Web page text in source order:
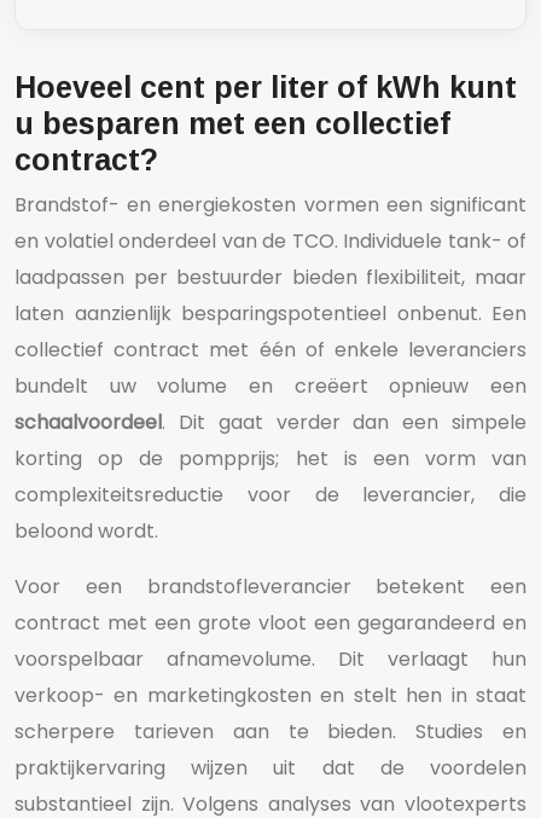
Hoeveel cent per liter of kWh kunt
u besparen met een collectief
contract?
Brandstof- en energiekosten vormen een significant
en volatiel onderdeel van de TCO. Individuele tank- of
laadpassen per bestuurder bieden flexibiliteit, maar
laten aanzienlijk besparingspotentieel onbenut. Een
collectief contract met één of enkele leveranciers
bundelt uw volume en creëert opnieuw een
schaalvoordeel. Dit gaat verder dan een simpele
korting op de pompprijs; het is een vorm van
complexiteitsreductie voor de leverancier, die
beloond wordt.
Voor een brandstofleverancier betekent een
contract met een grote vloot een gegarandeerd en
voorspelbaar afnamevolume. Dit verlaagt hun
verkoop- en marketingkosten en stelt hen in staat
scherpere tarieven aan te bieden. Studies en
praktijkervaring wijzen uit dat de voordelen
substantieel zijn. Volgens analyses van vlootexperts